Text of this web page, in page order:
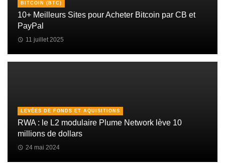
BITCOIN (BTC)
10+ Meilleurs Sites pour Acheter Bitcoin par CB et
PayPal
11 juillet 2025
LEVÉES DE FONDS ET AQUISITIONS
RWA : le L2 modulaire Plume Network lève 10
millions de dollars
24 mai 2024